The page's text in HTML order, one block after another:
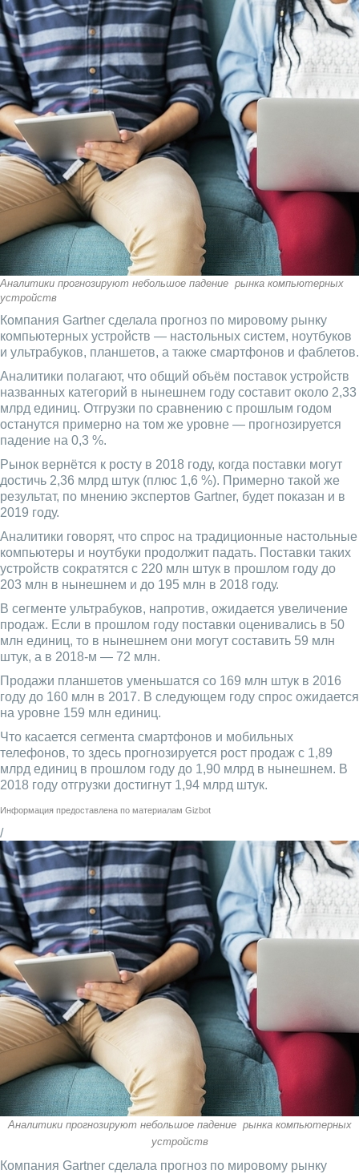
Аналитики прогнозируют небольшое падение рынка компьютерных
устройств
Компания Gartner сделала прогноз по мировому рынку
компьютерных устройств — настольных систем, ноутбуков
и ультрабуков, планшетов, а также смартфонов и фаблетов.
Аналитики полагают, что общий объём поставок устройств
названных категорий в нынешнем году составит около 2,33
млрд единиц. Отгрузки по сравнению с прошлым годом
останутся примерно на том же уровне — прогнозируется
падение на 0,3 %.
Рынок вернётся к росту в 2018 году, когда поставки могут
достичь 2,36 млрд штук (плюс 1,6 %). Примерно такой же
результат, по мнению экспертов Gartner, будет показан и в
2019 году.
Аналитики говорят, что спрос на традиционные настольные
компьютеры и ноутбуки продолжит падать. Поставки таких
устройств сократятся с 220 млн штук в прошлом году до
203 млн в нынешнем и до 195 млн в 2018 году.
В сегменте ультрабуков, напротив, ожидается увеличение
продаж. Если в прошлом году поставки оценивались в 50
млн единиц, то в нынешнем они могут составить 59 млн
штук, а в 2018-м — 72 млн.
Продажи планшетов уменьшатся со 169 млн штук в 2016
году до 160 млн в 2017. В следующем году спрос ожидается
на уровне 159 млн единиц.
Что касается сегмента смартфонов и мобильных
телефонов, то здесь прогнозируется рост продаж с 1,89
млрд единиц в прошлом году до 1,90 млрд в нынешнем. В
2018 году отгрузки достигнут 1,94 млрд штук.
Информация предоставлена по материалам Gizbot
/
Аналитики прогнозируют небольшое падение рынка компьютерных
устройств
Компания Gartner сделала прогноз по мировому рынку